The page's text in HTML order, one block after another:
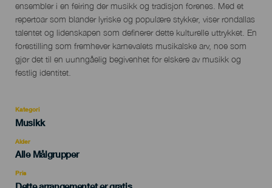
evento
ensembler i en feiring der musikk og tradisjon forenes. Med et
repertoar som blander lyriske og populære stykker, viser rondallas
talentet og lidenskapen som definerer dette kulturelle uttrykket. En
forestilling som fremhever karnevalets musikalske arv, noe som
gjør det til en uunngåelig begivenhet for elskere av musikk og
festlig identitet.
Kategori
Categoría
evento
Musikk
Alder
Edad
Recomendada
Alle Målgrupper
Pris